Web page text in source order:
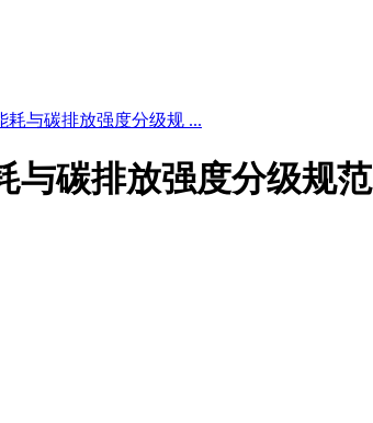
耗与碳排放强度分级规 ...
与碳排放强度分级规范